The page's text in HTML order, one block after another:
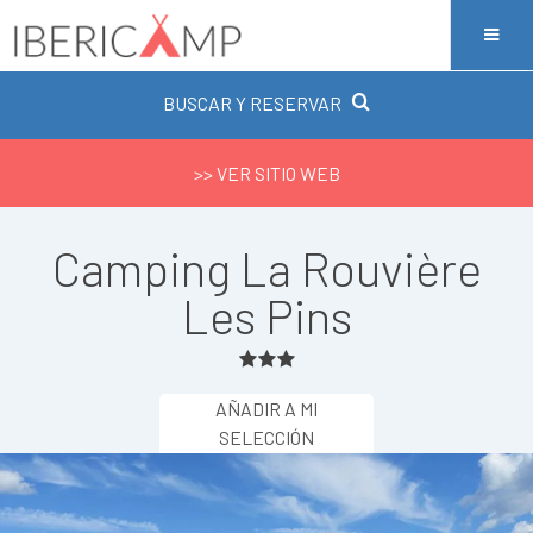
BUSCAR Y RESERVAR
>> VER SITIO WEB
Camping La Rouvière
Les Pins
AÑADIR A MI
SELECCIÓN